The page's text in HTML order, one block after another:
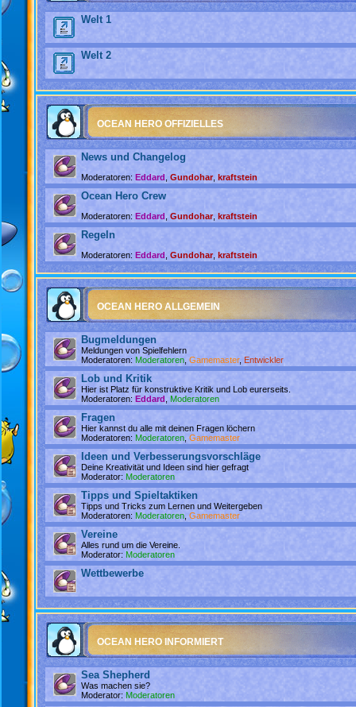
Welt 1
Welt 2
OCEAN HERO OFFIZIELLES
News und Changelog
Moderatoren: Eddard Gundohar, kraftstein
Ocean Hero Crew
Moderatoren: Eddard Gundohar, kraftstein
Regeln
Moderatoren: Eddard Gundohar, kraftstein
OCEAN HERO ALLGEMEIN
Bugmeldungen
Meldungen von Spielfehlern
Moderatoren: Moderatoren Gamemaster, Entwickler
Lob und Kritik
Hier ist Platz für konstruktive Kritik und Lob eurerseits.
Moderatoren: Eddard Moderatoren
Fragen
Hier kannst du alle mit deinen Fragen löchern
Moderatoren: Moderatoren Gamemaster
Ideen und Verbesserungsvorschläge
Deine Kreativität und Ideen sind hier gefragt
Moderator: Moderatoren
Tipps und Spieltaktiken
Tipps und Tricks zum Lernen und Weitergeben
Moderatoren: Moderatoren Gamemaster
Vereine
Alles rund um die Vereine.
Moderator: Moderatoren
Wettbewerbe
OCEAN HERO INFORMIERT
Sea Shepherd
Was machen sie?
Moderator: Moderatoren